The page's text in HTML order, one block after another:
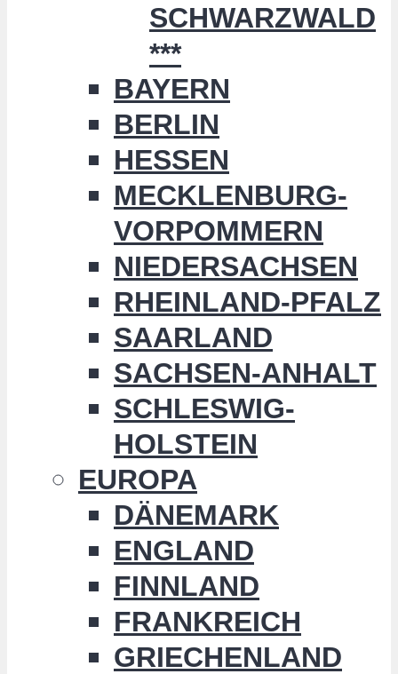
SCHWARZWALD
***
BAYERN
BERLIN
HESSEN
MECKLENBURG-
VORPOMMERN
NIEDERSACHSEN
RHEINLAND-PFALZ
SAARLAND
SACHSEN-ANHALT
SCHLESWIG-
HOLSTEIN
EUROPA
DÄNEMARK
ENGLAND
FINNLAND
FRANKREICH
GRIECHENLAND